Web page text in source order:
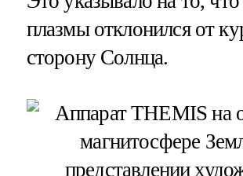
плазмы отклонился от
сторону Солнца.